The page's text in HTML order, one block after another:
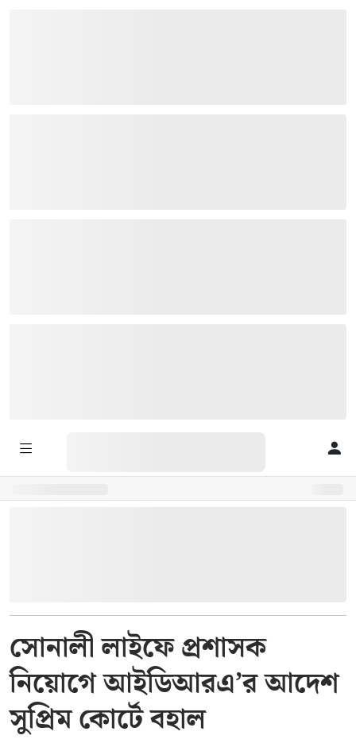
সোনালী লাইফে প্রশাসক
নিয়োগে আইডিআরএ’র আদেশ
সুপ্রিম কোর্টে বহাল